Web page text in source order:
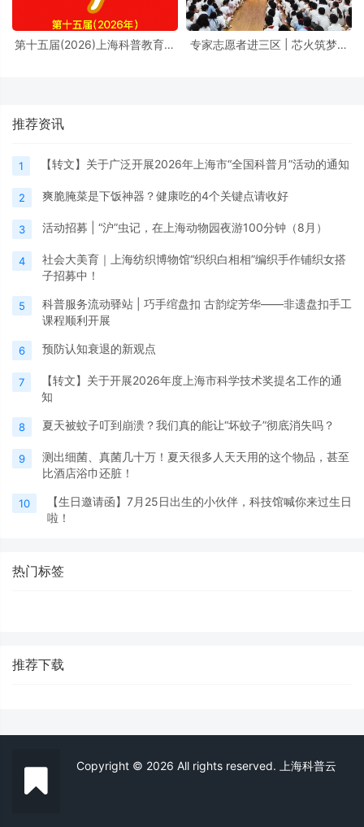
第十五届(2026)上海科普教育创
专家志愿者进三区 | 芯火筑梦进
推荐资讯
1 【转文】关于广泛开展2026年上海市“全国科普月”活动的通知
2 爽脆腌菜是下饭神器？健康吃的4个关键点请收好
3 活动招募 | “沪”虫记，在上海动物园夜游100分钟（8月）
4
社会大美育｜上海纺织博物馆“织织白相相”编织手作铺织女搭
子招募中！
5
科普服务流动驿站 | 巧手绾盘扣 古韵绽芳华——非遗盘扣手工
课程顺利开展
6 预防认知衰退的新观点
7
【转文】关于开展2026年度上海市科学技术奖提名工作的通
知
8 夏天被蚊子叮到崩溃？我们真的能让“坏蚊子”彻底消失吗？
9
测出细菌、真菌几十万！夏天很多人天天用的这个物品，甚至
比酒店浴巾还脏！
10
【生日邀请函】7月25日出生的小伙伴，科技馆喊你来过生日
啦！
热门标签
推荐下载
Copyright © 2026 All rights reserved. 上海科普云